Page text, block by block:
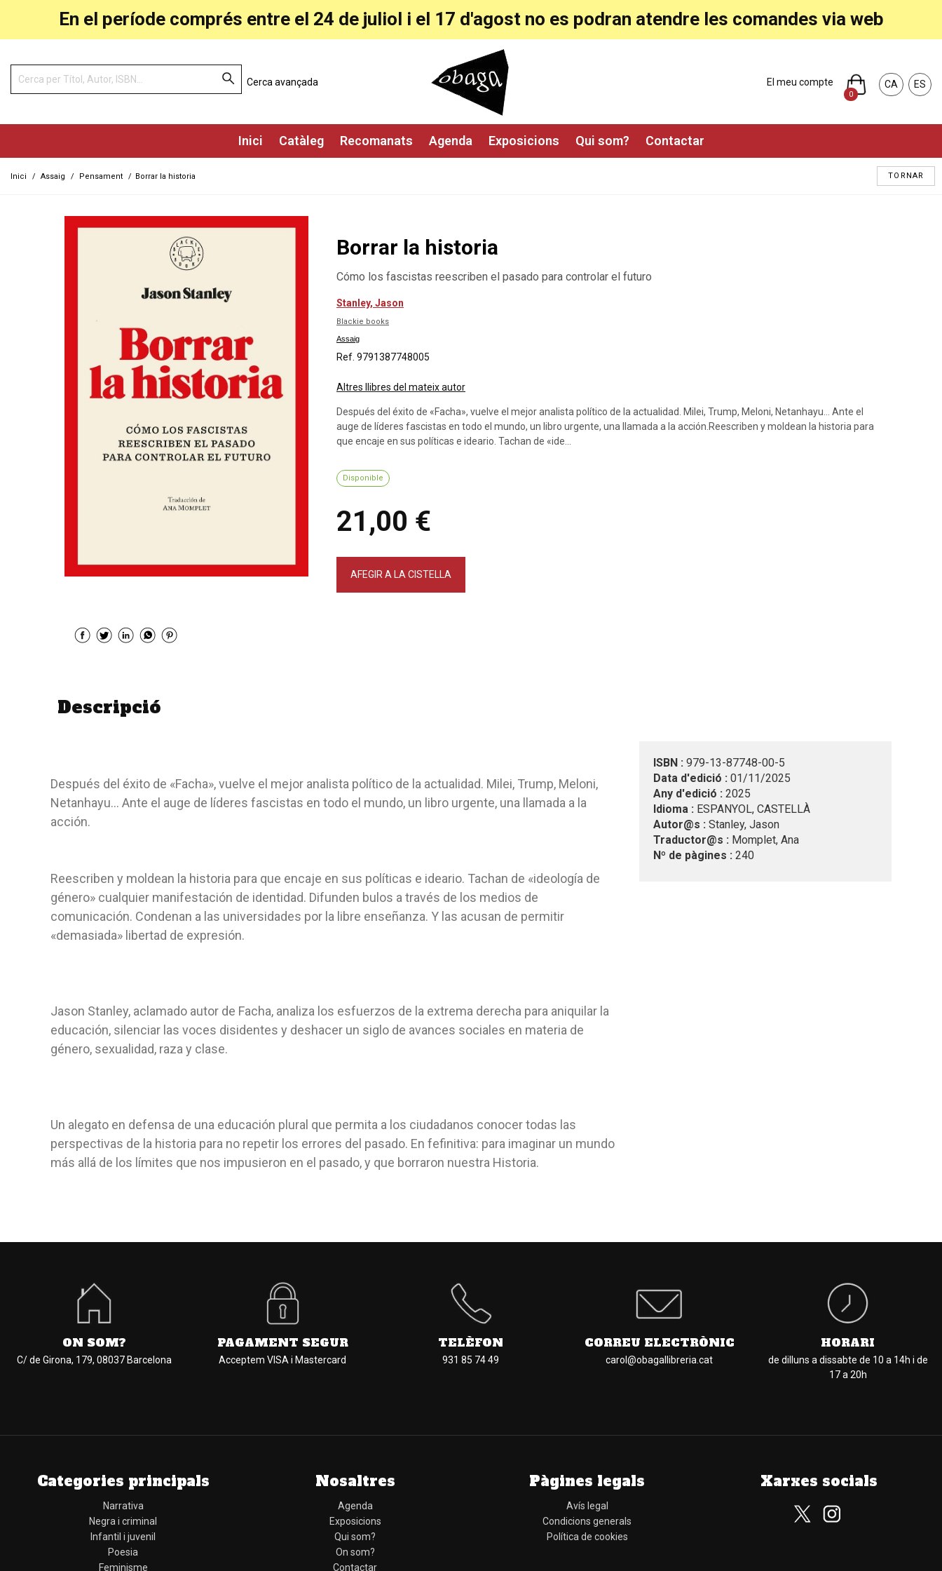
En el període comprés entre el 24 de juliol i el 17 d'agost no es podran atendre les comandes via web
CA ES
El meu compte
0
Inici Catàleg Recomanats Agenda Exposicions Qui som? Contactar
Cerca avançada
Inici / Assaig / Pensament / Borrar la historia TORNAR
Borrar la historia
Cómo los fascistas reescriben el pasado para controlar el futuro
Stanley, Jason
Blackie books
Assaig
Ref. 9791387748005
Altres llibres del mateix autor
Después del éxito de «Facha», vuelve el mejor analista político de la actualidad. Milei, Trump, Meloni, Netanhayu… Ante el
auge de líderes fascistas en todo el mundo, un libro urgente, una llamada a la acción.Reescriben y moldean la historia para
que encaje en sus políticas e ideario. Tachan de «ide...
Disponible
21,00 €
AFEGIR A LA CISTELLA
Descripció
ISBN : 979-13-87748-00-5
Data d'edició : 01/11/2025
Any d'edició : 2025
Idioma : ESPANYOL, CASTELLÀ
Autor@s : Stanley, Jason
Traductor@s : Momplet, Ana
Nº de pàgines : 240
Después del éxito de «Facha», vuelve el mejor analista político de la actualidad. Milei, Trump, Meloni,
Netanhayu… Ante el auge de líderes fascistas en todo el mundo, un libro urgente, una llamada a la
acción.
Reescriben y moldean la historia para que encaje en sus políticas e ideario. Tachan de «ideología de
género» cualquier manifestación de identidad. Difunden bulos a través de los medios de
comunicación. Condenan a las universidades por la libre enseñanza. Y las acusan de permitir
«demasiada» libertad de expresión.
Jason Stanley, aclamado autor de Facha, analiza los esfuerzos de la extrema derecha para aniquilar la
educación, silenciar las voces disidentes y deshacer un siglo de avances sociales en materia de
género, sexualidad, raza y clase.
Un alegato en defensa de una educación plural que permita a los ciudadanos conocer todas las
perspectivas de la historia para no repetir los errores del pasado. En fefinitiva: para imaginar un mundo
más allá de los límites que nos impusieron en el pasado, y que borraron nuestra Historia.
ON SOM?
C/ de Girona, 179, 08037 Barcelona
PAGAMENT SEGUR
Acceptem VISA i Mastercard
TELÈFON
931 85 74 49
CORREU ELECTRÒNIC
carol@obagallibreria.cat
HORARI
de dilluns a dissabte de 10 a 14h i de
17 a 20h
Categories principals
Narrativa
Negra i criminal
Infantil i juvenil
Poesia
Feminisme
Nosaltres
Agenda
Exposicions
Qui som?
On som?
Contactar
Pàgines legals
Avís legal
Condicions generals
Política de cookies
Xarxes socials